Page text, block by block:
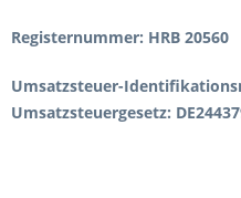
Registernummer: HRB 20560
Umsatzsteuer-
Umsatzsteuergesetz: